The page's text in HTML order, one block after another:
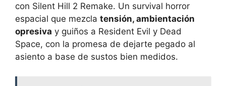
con Silent Hill 2 Remake. Un survival horror
espacial que mezcla tensión, ambientación
opresiva y guiños a Resident Evil y Dead
Space, con la promesa de dejarte pegado al
asiento a base de sustos bien medidos.